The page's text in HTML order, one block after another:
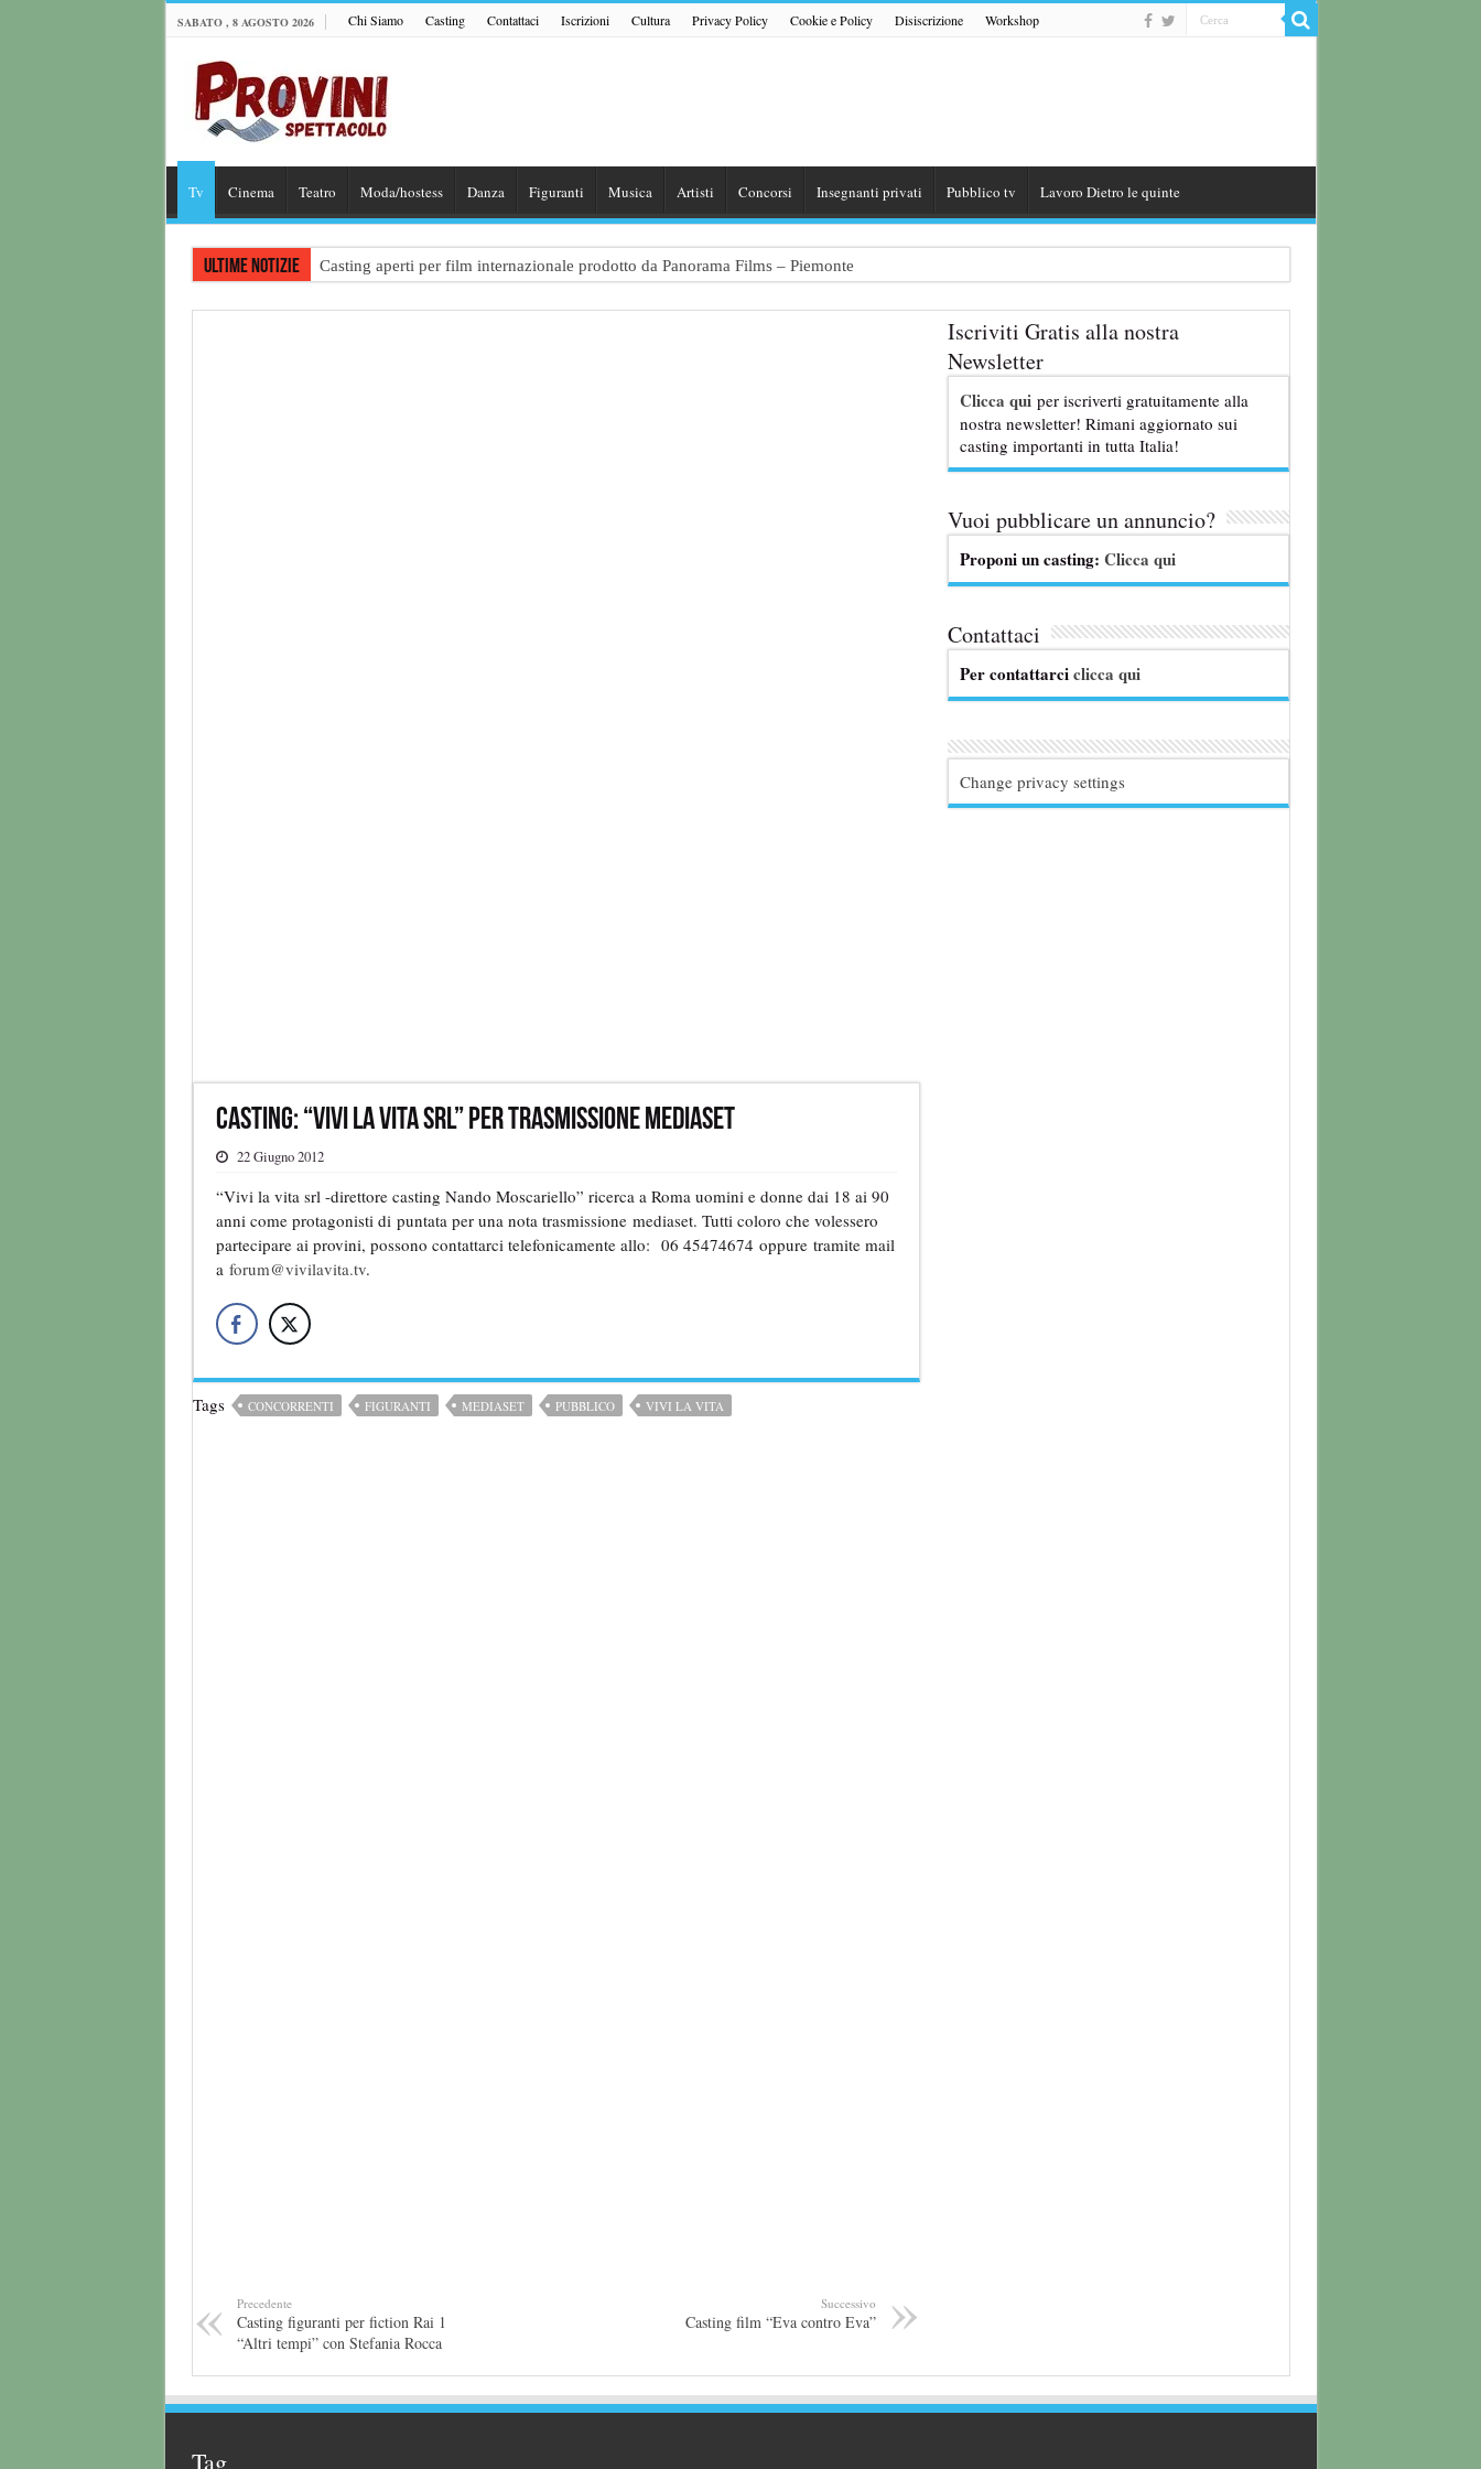
SABATO , 8 AGOSTO 2026 Chi Siamo Casting Contattaci Iscrizioni Cultura Privacy Policy Cookie e Policy Disiscrizione Workshop
Tv Cinema Teatro Moda/hostess Danza Figuranti Musica Artisti Concorsi Insegnanti privati Pubblico tv Lavoro Dietro le quinte
Ultime notizie Casting aperti per film internazionale prodotto da Panorama Films – Piemonte
Casting per coppia: Realizzazione shooting foto e video retribuito per hotel 4 stelle – Trentino
Casting: “Vivi la vita srl” per trasmissione Mediaset
22 Giugno 2012
“Vivi la vita srl -direttore casting Nando Moscariello” ricerca a Roma uomini e donne dai 18 ai 90
anni come protagonisti di puntata per una nota trasmissione mediaset. Tutti coloro che volessero
partecipare ai provini, possono contattarci telefonicamente allo: 06 45474674 oppure tramite mail
a forum@vivilavita.tv.
Tags CONCORRENTI FIGURANTI MEDIASET PUBBLICO VIVI LA VITA
Precedente
Casting figuranti per fiction Rai 1
“Altri tempi” con Stefania Rocca
Successivo
Casting film “Eva contro Eva”
Iscriviti Gratis alla nostra
Newsletter
Clicca qui per iscriverti gratuitamente alla
nostra newsletter! Rimani aggiornato sui
casting importanti in tutta Italia!
Vuoi pubblicare un annuncio?
Proponi un casting: Clicca qui
Contattaci
Per contattarciclicca qui
Change privacy settings
Tag